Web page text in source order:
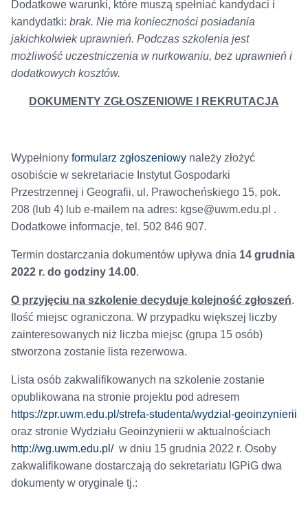
Dodatkowe warunki, które muszą spełniać kandydaci i
kandydatki: brak. Nie ma konieczności posiadania
jakichkolwiek uprawnień. Podczas szkolenia jest
możliwość uczestniczenia w nurkowaniu, bez uprawnień i
dodatkowych kosztów.
DOKUMENTY ZGŁOSZENIOWE I REKRUTACJA
Wypełniony formularz zgłoszeniowynależy złożyć
osobiście w sekretariacie Instytut Gospodarki
Przestrzennej i Geografii, ul. Prawocheńskiego 15, pok.
208 (lub 4) lub e-mailem na adres: kgse@uwm.edu.pl .
Dodatkowe informacje, tel. 502 846 907.
Termin dostarczania dokumentów upływa dnia 14 grudnia
2022 r. do godziny 14.00.
O przyjęciu na szkolenie decyduje kolejność zgłoszeń.
Ilość miejsc ograniczona. W przypadku większej liczby
zainteresowanych niż liczba miejsc (grupa 15 osób)
stworzona zostanie lista rezerwowa.
Lista osób zakwalifikowanych na szkolenie zostanie
opublikowana na stronie projektu pod adresem
https://zpr.uwm.edu.pl/strefa-studenta/wydzial-geoinzynierii
oraz stronie Wydziału Geoinżynierii w aktualnościach
http://wg.uwm.edu.pl/w dniu 15 grudnia 2022 r. Osoby
zakwalifikowane dostarczają do sekretariatu IGPiG dwa
dokumenty w oryginale tj.: